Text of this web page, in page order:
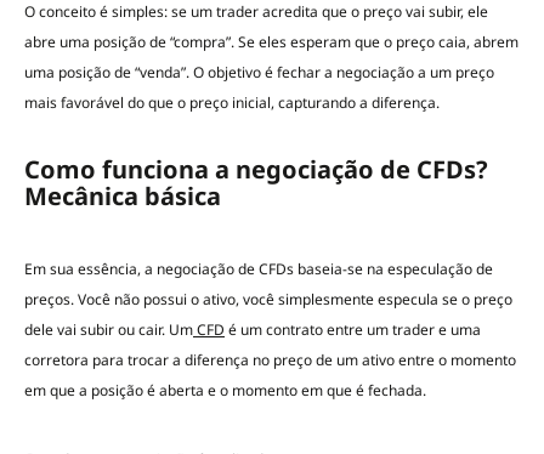
O conceito é simples: se um trader acredita que o preço vai subir, ele
abre uma posição de “compra”. Se eles esperam que o preço caia, abrem
uma posição de “venda”. O objetivo é fechar a negociação a um preço
mais favorável do que o preço inicial, capturando a diferença.
Como funciona a negociação de CFDs?
Mecânica básica
Em sua essência, a negociação de CFDs baseia-se na especulação de
preços. Você não possui o ativo, você simplesmente especula se o preço
dele vai subir ou cair. UmCFD é um contrato entre um trader e uma
corretora para trocar a diferença no preço de um ativo entre o momento
em que a posição é aberta e o momento em que é fechada.